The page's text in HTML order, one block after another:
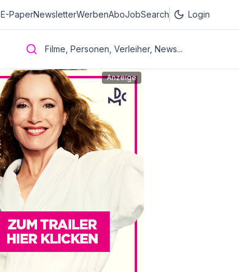
E-PaperNewsletterWerbenAboJobSearch Login
Filme, Personen, Verleiher, News...
Anzeige